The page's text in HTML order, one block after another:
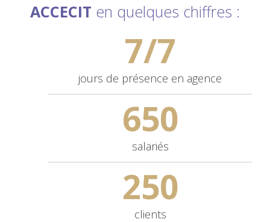
ACCECIT en quelques chiffres :
7/7
jours de présence en agence
650
salariés
250
clients